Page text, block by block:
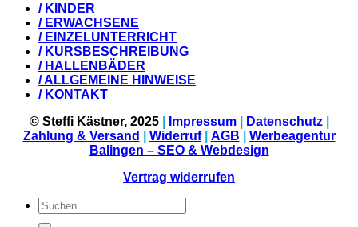
/ KINDER
/ ERWACHSENE
/ EINZELUNTERRICHT
/ KURSBESCHREIBUNG
/ HALLENBÄDER
/ ALLGEMEINE HINWEISE
/ KONTAKT
© Steffi Kästner, 2025
Impressum Datenschutz
Zahlung & Versand
Widerruf AGB
Werbeagentur
Balingen – SEO & Webdesign
Vertrag widerrufen
Suchen
nach: